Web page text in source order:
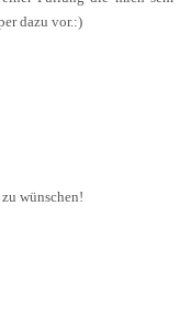
dazu vor.:)
wünschen!